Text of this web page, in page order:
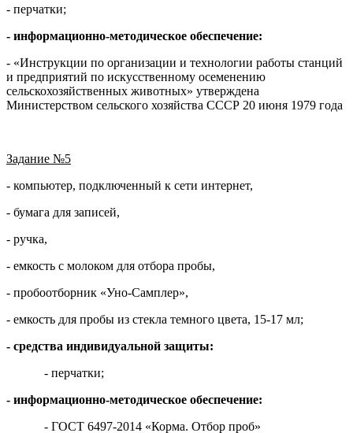
- перчатки;
- информационно-методическое обеспечение:
- «Инструкции по организации и технологии работы станций
и предприятий по искусственному осеменению
сельскохозяйственных животных» утверждена
Министерством сельского хозяйства СССР 20 июня 1979 года
Задание №5
- компьютер, подключенный к сети интернет,
- бумага для записей,
- ручка,
- емкость с молоком для отбора пробы,
- пробоотборник «Уно-Самплер»,
- емкость для пробы из стекла темного цвета, 15-17 мл;
- средства индивидуальной защиты:
- перчатки;
- информационно-методическое обеспечение:
- ГОСТ 6497-2014 «Корма. Отбор проб»